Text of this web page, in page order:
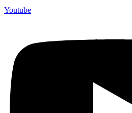
Youtube